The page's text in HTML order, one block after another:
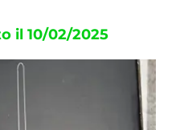
il 10/02/2025